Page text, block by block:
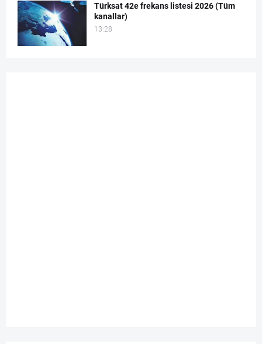
Türksat 42e frekans listesi 2026 (Tüm
kanallar)
13:28